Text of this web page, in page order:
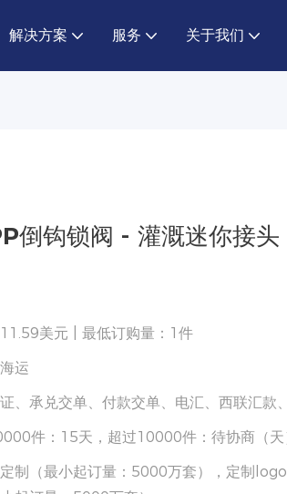
解决方案 服务 关于我们
倒钩锁阀 - 灌溉迷你接头
美元 | 最低订购量：1件
运
、承兑交单、付款交单、电汇、西联汇款
件：15天，超过10000件：待协商（天
制（最小起订量：5000万套），定制